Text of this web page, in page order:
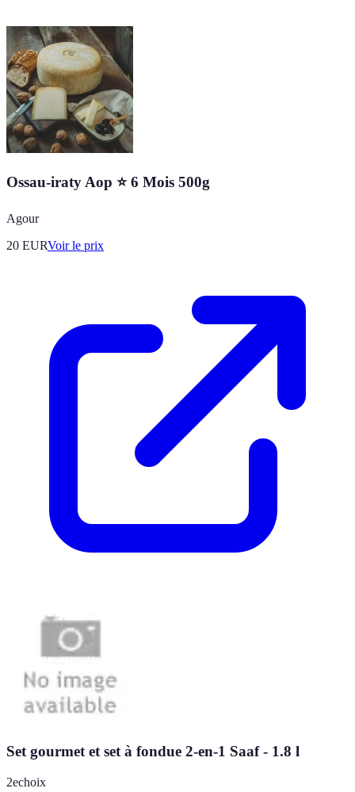
Ossau-iraty Aop ⭐ 6 Mois 500g
Agour
20 EURVoir le prix
Set gourmet et set à fondue 2-en-1 Saaf - 1.8 l
2echoix